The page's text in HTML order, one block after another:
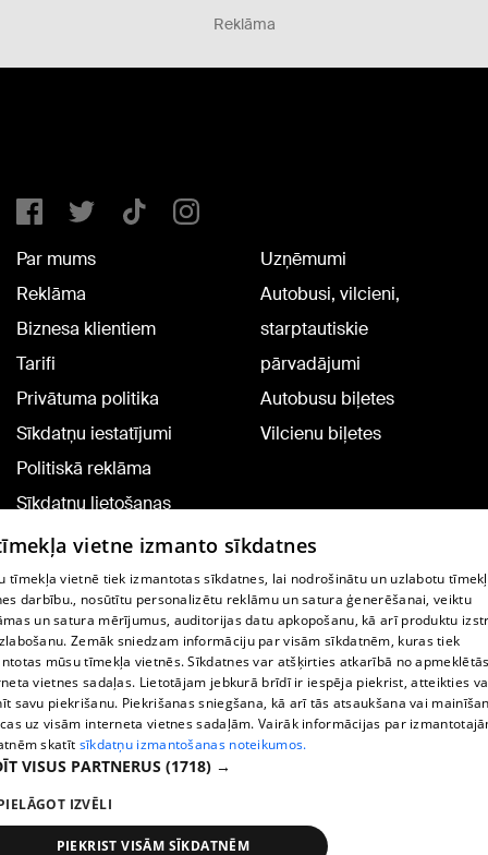
Reklāma
Par mums
Reklāma
Biznesa klientiem
Tarifi
Privātuma politika
Sīkdatņu iestatījumi
Politiskā reklāma
Sīkdatņu lietošanas
noteikumi
Komentāru pievienošana
Uzņēmumi
Autobusi, vilcieni,
starptautiskie
pārvadājumi
Autobusu biļetes
Vilcienu biļetes
TV programma
Līguma noteikumi
360 Ziņu kontakti
Helio Media
Portāla palīdzības dienests: e-pasts -
All rights reserved.
vietne izmanto sīkdatnes
tīmekļa vietnē tiek izmantotas sīkdatnes, lai nodrošinātu un uzlabotu
darbību., nosūtītu personalizētu reklāmu un satura ģenerēšanai, veiktu
un satura mērījumus, auditorijas datu apkopošanu, kā arī produktu
Zemāk sniedzam informāciju par visām sīkdatnēm, kuras tiek
mūsu tīmekļa vietnēs. Sīkdatnes var atšķirties atkarībā no
vietnes sadaļas. Lietotājam jebkurā brīdī ir iespēja piekrist, atteikties
savu piekrišanu. Piekrišanas sniegšana, kā arī tās atsaukšana vai
uz visām interneta vietnes sadaļām. Vairāk informācijas par
skatīt sīkdatņu izmantošanas noteikumos.
VISUS PARTNERUS (1718) →
IZVĒLI
PIEKRIST VISĀM SĪKDATNĒM